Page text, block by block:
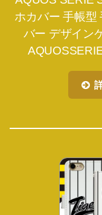
ホカバー 手帳型
バー デザイン